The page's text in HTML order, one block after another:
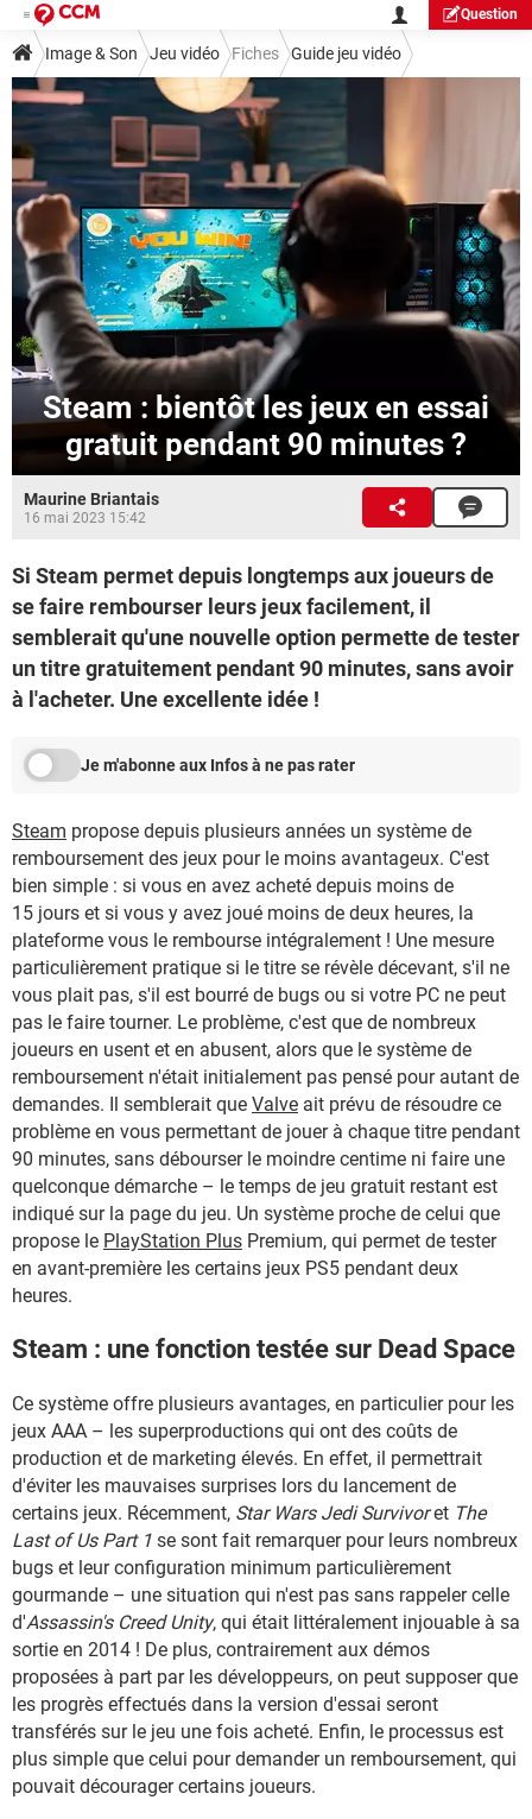
Question
Image & Son Jeu vidéo Fiches Guide jeu vidéo
Steam : bientôt les jeux en essai
gratuit pendant 90 minutes ?
Maurine Briantais
16 mai 2023 15:42
Si Steam permet depuis longtemps aux joueurs de
se faire rembourser leurs jeux facilement, il
semblerait qu'une nouvelle option permette de tester
un titre gratuitement pendant 90 minutes, sans avoir
à l'acheter. Une excellente idée !
Je m'abonne aux Infos à ne pas rater
Steam propose depuis plusieurs années un système de
remboursement des jeux pour le moins avantageux. C'est
bien simple : si vous en avez acheté depuis moins de
15 jours et si vous y avez joué moins de deux heures, la
plateforme vous le rembourse intégralement ! Une mesure
particulièrement pratique si le titre se révèle décevant, s'il ne
vous plait pas, s'il est bourré de bugs ou si votre PC ne peut
pas le faire tourner. Le problème, c'est que de nombreux
joueurs en usent et en abusent, alors que le système de
remboursement n'était initialement pas pensé pour autant de
demandes. Il semblerait que Valve ait prévu de résoudre ce
problème en vous permettant de jouer à chaque titre pendant
90 minutes, sans débourser le moindre centime ni faire une
quelconque démarche – le temps de jeu gratuit restant est
indiqué sur la page du jeu. Un système proche de celui que
propose le PlayStation Plus Premium, qui permet de tester
en avant-première les certains jeux PS5 pendant deux
heures.
Steam : une fonction testée sur Dead Space
Ce système offre plusieurs avantages, en particulier pour les
jeux AAA – les superproductions qui ont des coûts de
production et de marketing élevés. En effet, il permettrait
d'éviter les mauvaises surprises lors du lancement de
certains jeux. Récemment, Star Wars Jedi Survivoret The
Last of Us Part 1 se sont fait remarquer pour leurs nombreux
bugs et leur configuration minimum particulièrement
gourmande – une situation qui n'est pas sans rappeler celle
d'Assassin's Creed Unity, qui était littéralement injouable à sa
sortie en 2014 ! De plus, contrairement aux démos
proposées à part par les développeurs, on peut supposer que
les progrès effectués dans la version d'essai seront
transférés sur le jeu une fois acheté. Enfin, le processus est
plus simple que celui pour demander un remboursement, qui
pouvait décourager certains joueurs.